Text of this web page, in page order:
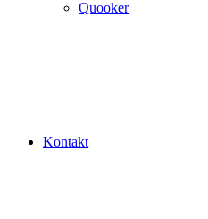
Quooker
Kontakt